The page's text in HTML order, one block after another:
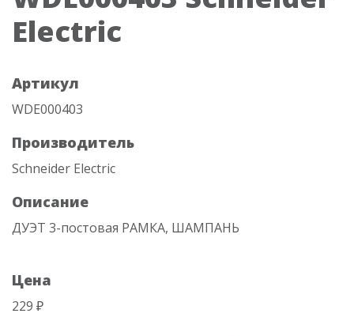
Electric
Артикул
WDE000403
Производитель
Schneider Electric
Описание
ДУЭТ 3-постовая РАМКА, ШАМПАНЬ
Цена
229 ₽